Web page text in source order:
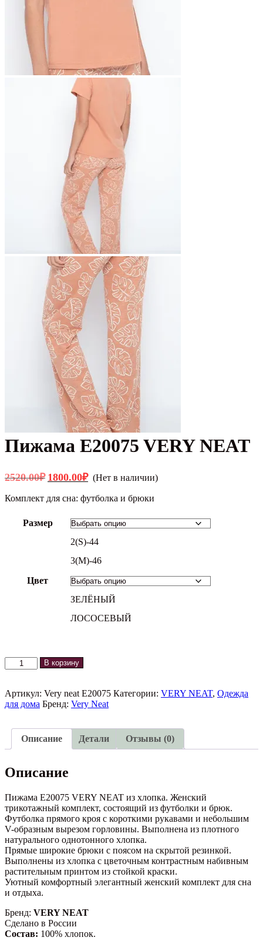
Пижама E20075 VERY NEAT
2520.00₽ Первоначальная
цена
составляла
1800.00₽Текущая
цена:
1800.00₽.
(Нет в наличии)
Комплект для сна: футболка и брюки
Размер
2(S)-44
3(M)-46
Цвет
ЗЕЛЁНЫЙ
ЛОСОСЕВЫЙ
Количество
товара
E20075
VERY
В корзину
Артикул: Very neat E20075 Категории: VERY NEAT, Одежда
для дома Бренд: Very Neat
Описание Детали Отзывы (0)
Описание
Пижама E20075 VERY NEAT из хлопка. Женский
трикотажный комплект, состоящий из футболки и брюк.
Футболка прямого кроя с короткими рукавами и небольшим
V-образным вырезом горловины. Выполнена из плотного
натурального однотонного хлопка.
Прямые широкие брюки с поясом на скрытой резинкой.
Выполнены из хлопка с цветочным контрастным набивным
растительным принтом из стойкой краски.
Уютный комфортный элегантный женский комплект для сна
и отдыха.
Бренд: VERY NEAT
Сделано в России
Состав: 100% хлопок.